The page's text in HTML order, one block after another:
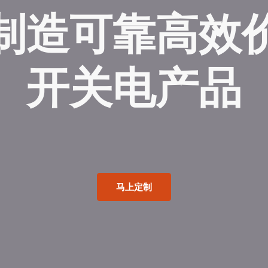
造可靠高效
开关电产品
马上定制